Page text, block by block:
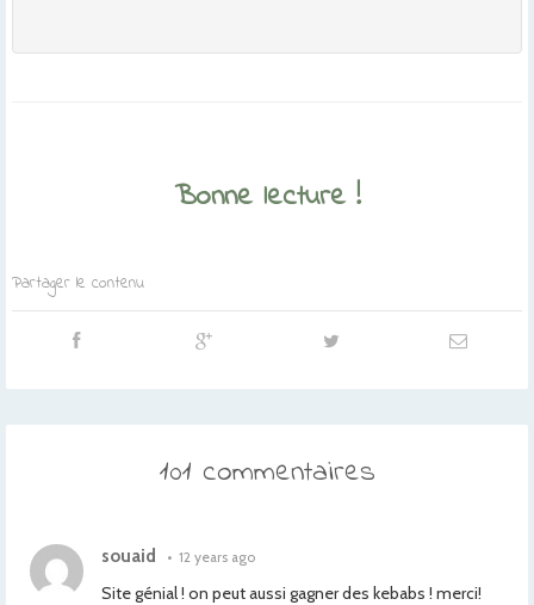
Bonne lecture !
Partager le contenu
101 commentaires
souaid • 12 years ago
Site génial ! on peut aussi gagner des kebabs ! merci!